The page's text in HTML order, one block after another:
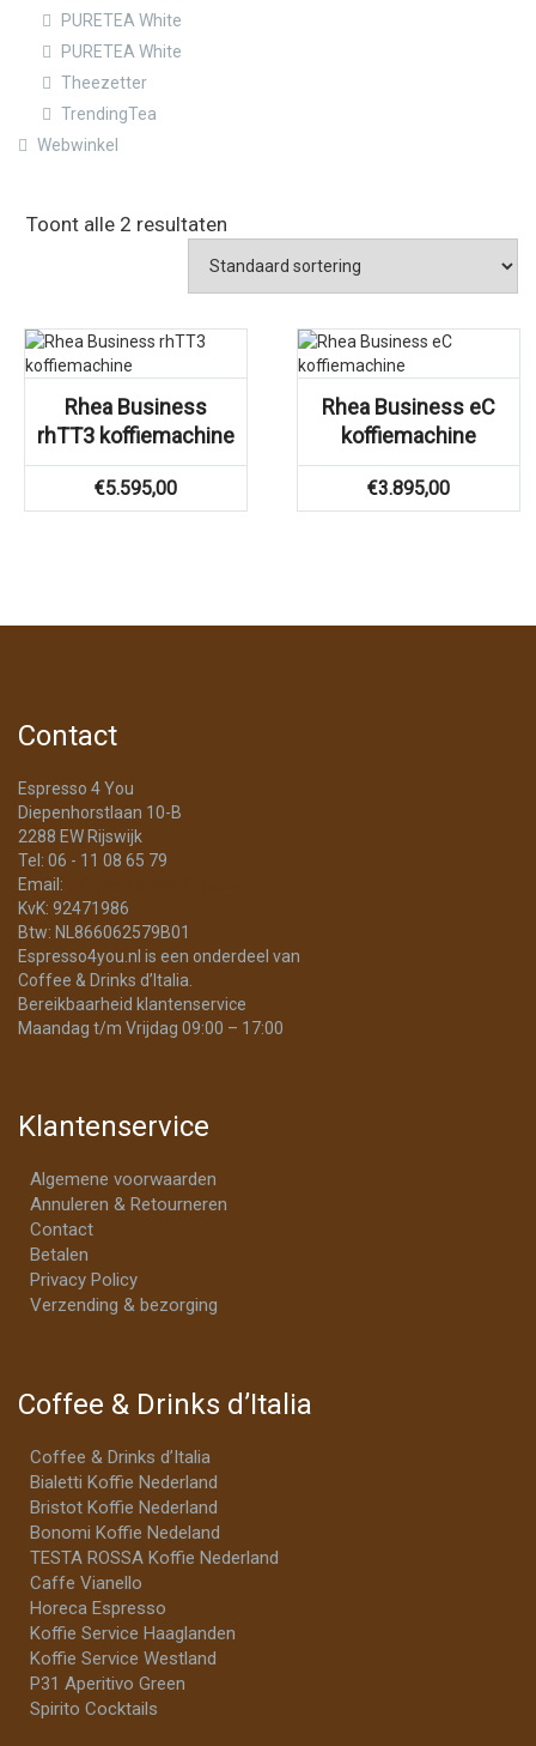
PURETEA White
PURETEA White
Theezetter
TrendingTea
Webwinkel
Toont alle 2 resultaten
Rhea Business
rhTT3 koffiemachine
€5.595,00
Rhea Business eC
koffiemachine
€3.895,00
Contact
Espresso 4 You
Diepenhorstlaan 10-B
2288 EW Rijswijk
Tel: 06 - 11 08 65 79
Email:
KvK: 92471986
Btw: NL866062579B01
Espresso4you.nl is een onderdeel van
Coffee & Drinks d’Italia.
Bereikbaarheid klantenservice
Maandag t/m Vrijdag 09:00 – 17:00
Klantenservice
Algemene voorwaarden
Annuleren & Retourneren
Contact
Betalen
Privacy Policy
Verzending & bezorging
Coffee & Drinks d’Italia
Coffee & Drinks d’Italia
Bialetti Koffie Nederland
Bristot Koffie Nederland
Bonomi Koffie Nedeland
TESTA ROSSA Koffie Nederland
Caffe Vianello
Horeca Espresso
Koffie Service Haaglanden
Koffie Service Westland
P31 Aperitivo Green
Spirito Cocktails